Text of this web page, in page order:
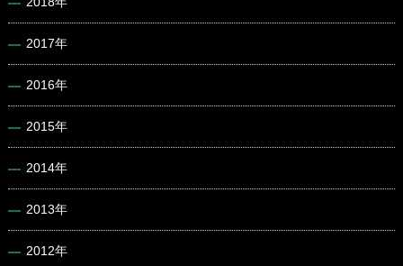
2017年
2016年
2015年
2014年
2013年
2012年